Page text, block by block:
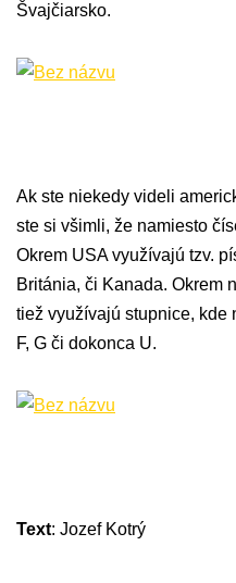
Švajčiarsko.
Ak ste niekedy videli
ste si všimli, že namiesto
Okrem USA využívajú tzv.
Británia, či Kanada. Okrem
tiež využívajú stupnice, kde
F, G či dokonca U.
Text: Jozef Kotrý